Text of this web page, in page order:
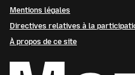
Mentions légales
Directives relatives à la
À propos de ce site